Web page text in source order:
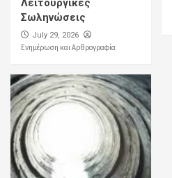
Λειτουργικές
Σωληνώσεις
July 29, 2026
Ενημέρωση και Αρθρογραφία